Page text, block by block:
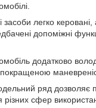
засоби легко
допоміжні
додатково
ряд дозволяє
різних сфер